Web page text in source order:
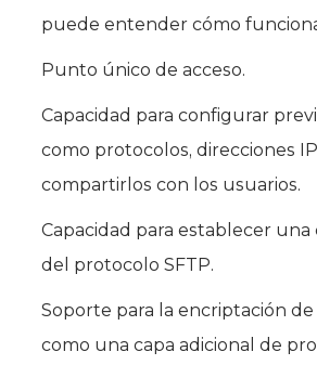
puede entender cómo
Punto único de acceso.
Capacidad para configurar
como protocolos, direcciones
compartirlos con los usuarios.
Capacidad para establecer una
del protocolo SFTP.
Soporte para la encriptación
como una capa adicional de